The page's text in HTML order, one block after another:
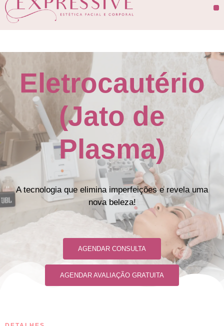
Eletrocautério
(Jato de
Plasma)
A tecnologia que elimina imperfeições e revela uma
nova beleza!
AGENDAR CONSULTA
AGENDAR AVALIAÇÃO GRATUITA